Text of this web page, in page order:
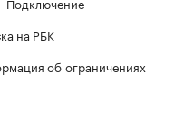
на РБК
об ограничениях